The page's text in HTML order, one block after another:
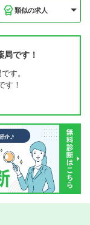
類似の求人
です！
す。
す！